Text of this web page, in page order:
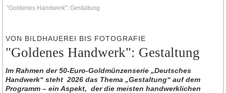
Neuheiten 2021
Neuheiten 2019
Neuheiten 2018
Neuheiten 2017
Neuheiten 2016
"Goldenes Handwerk": Gestaltung
VON BILDHAUEREI BIS FOTOGRAFIE
"Goldenes Handwerk": Gestaltung
Im Rahmen der 50-Euro-Goldmünzenserie „Deutsches
Handwerk“ steht 2026 das Thema „Gestaltung“ auf dem
Programm – ein Aspekt, der die meisten handwerklichen